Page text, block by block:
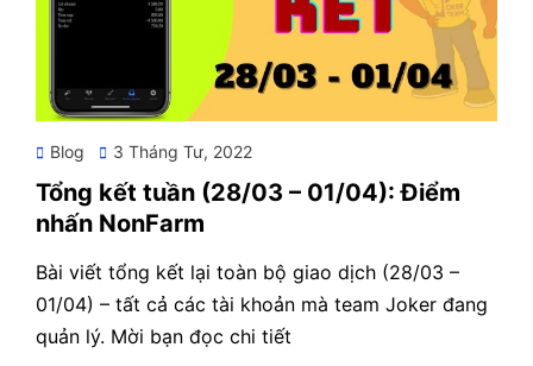
Blog
Posted
3 Tháng Tư, 2022
Tổng kết tuần (28/03 – 01/04): Điểm
nhấn NonFarm
Bài viết tổng kết lại toàn bộ giao dịch (28/03 –
01/04) – tất cả các tài khoản mà team Joker đang
quản lý. Mời bạn đọc chi tiết